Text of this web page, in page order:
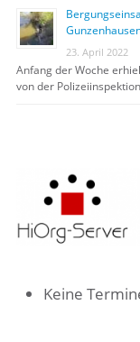
23. April 2022
Anfang der Woche
von der
Keine